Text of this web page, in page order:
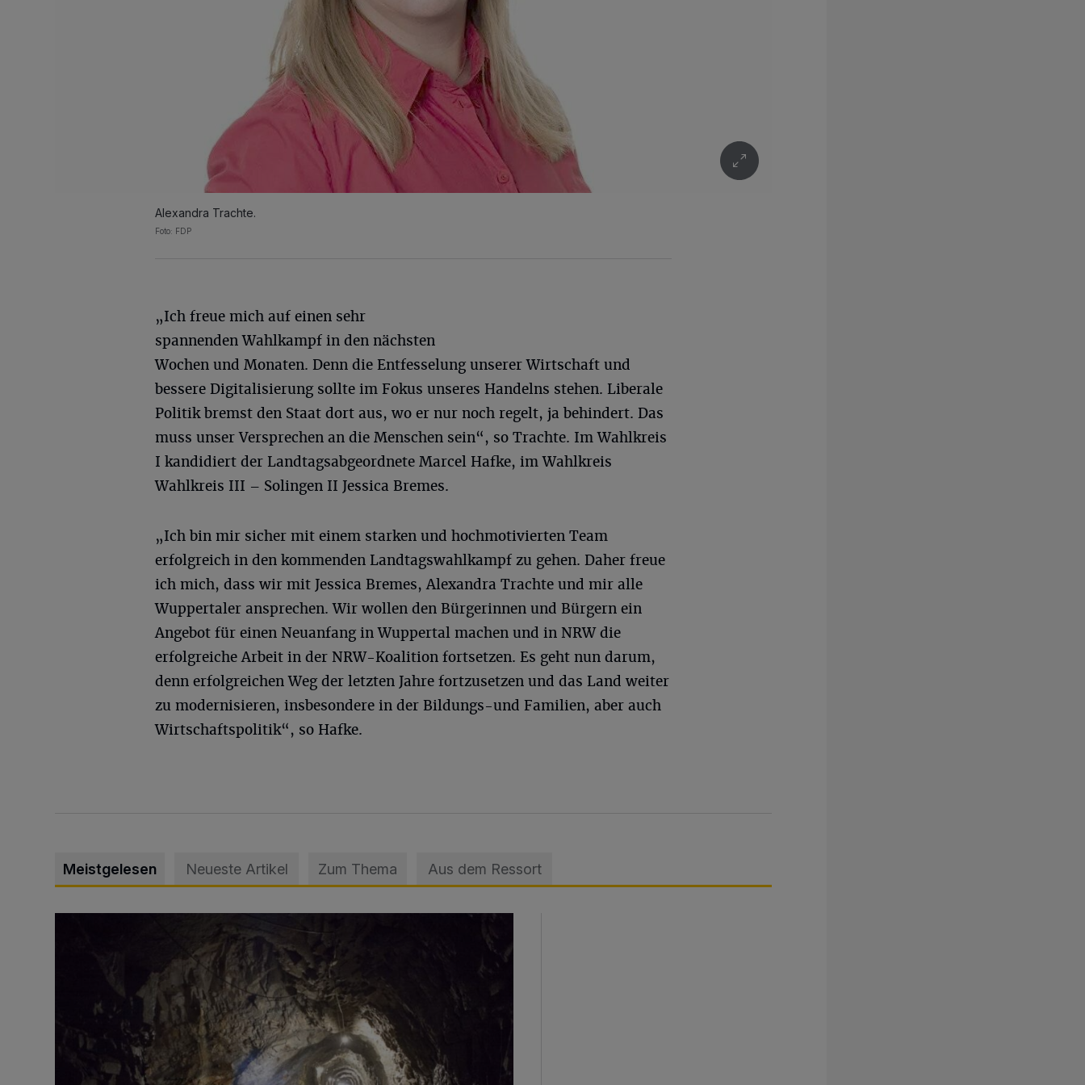
Alexandra Trachte.
Foto: FDP
„Ich freue mich auf einen sehr
spannenden Wahlkampf in den nächsten
Wochen und Monaten. Denn die Entfesselung unserer Wirtschaft und
bessere Digitalisierung sollte im Fokus unseres Handelns stehen. Liberale
Politik bremst den Staat dort aus, wo er nur noch regelt, ja behindert. Das
muss unser Versprechen an die Menschen sein“, so Trachte. Im Wahlkreis
I kandidiert der Landtagsabgeordnete Marcel Hafke, im Wahlkreis
Wahlkreis III – Solingen II Jessica Bremes.
„Ich bin mir sicher mit einem starken und hochmotivierten Team
erfolgreich in den kommenden Landtagswahlkampf zu gehen. Daher freue
ich mich, dass wir mit Jessica Bremes, Alexandra Trachte und mir alle
Wuppertaler ansprechen. Wir wollen den Bürgerinnen und Bürgern ein
Angebot für einen Neuanfang in Wuppertal machen und in NRW die
erfolgreiche Arbeit in der NRW-Koalition fortsetzen. Es geht nun darum,
denn erfolgreichen Weg der letzten Jahre fortzusetzen und das Land weiter
zu modernisieren, insbesondere in der Bildungs-und Familien, aber auch
Wirtschaftspolitik“, so Hafke.
Meistgelesen Neueste Artikel Zum Thema Aus dem Ressort